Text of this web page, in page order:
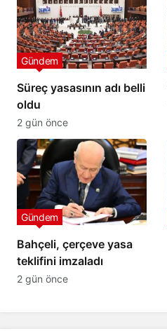
Süreç yasasının adı belli
oldu
Gündem
2 gün önce
Bahçeli, çerçeve yasa
teklifini imzaladı
Gündem
2 gün önce